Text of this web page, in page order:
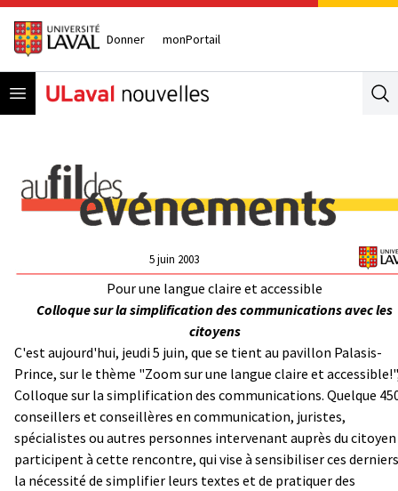
Donner monPortail
Open menu
5 juin 2003
Pour une langue claire et accessible
Colloque sur la simplification des communications avec les
citoyens
C'est aujourd'hui, jeudi 5 juin, que se tient au pavillon Palasis-
Prince, sur le thème "Zoom sur une langue claire et
Colloque sur la simplification des communications. Quelque
conseillers et conseillères en communication, juristes,
spécialistes ou autres personnes intervenant auprès du citoyen
participent à cette rencontre, qui vise à sensibiliser ces
la nécessité de simplifier leurs textes et de pratiquer des